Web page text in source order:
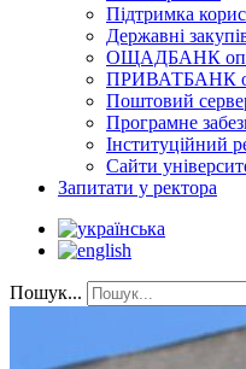
Підтримка
Державні
ОЩАДБАНК
ПРИВАТБАНК
Поштовий
Програмне
Інституційний
Сайти
Запитати у ректора
Пошук...